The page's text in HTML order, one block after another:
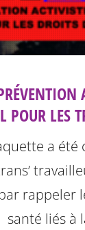
POUR LES
a été
rappeler
santé liés à